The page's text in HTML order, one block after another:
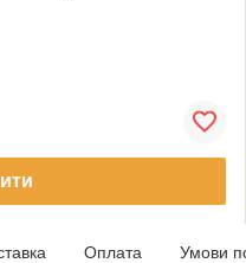
Оплата Умови